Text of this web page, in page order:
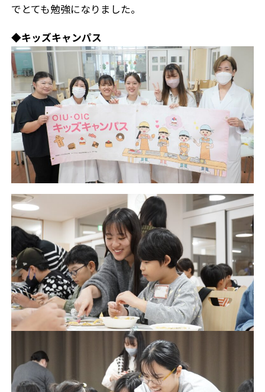
でとても勉強になりました。
◆キッズキャンパス